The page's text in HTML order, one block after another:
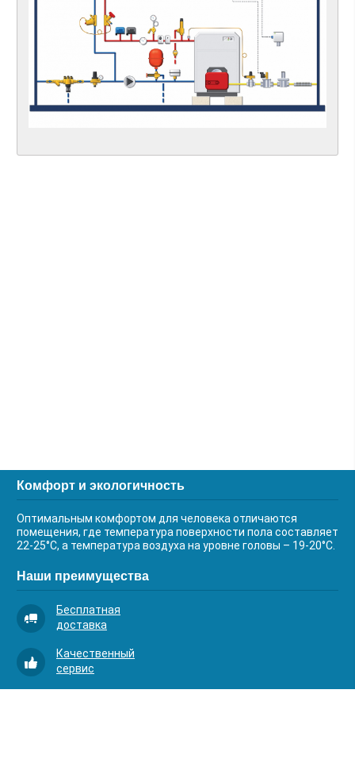
Комфорт и экологичность
Оптимальным комфортом для человека отличаются
помещения, где температура поверхности пола составляет
22-25°С, а температура воздуха на уровне головы – 19-20°С.
Наши преимущества
Бесплатная
доставка
Качественный
сервис